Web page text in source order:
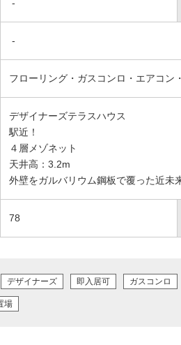
-
-
フローリング・ガスコンロ・エアコン
デザイナーズテラスハウス
駅近！
４層メゾネット
天井高：3.2m
外壁をガルバリウム鋼板で覆った近未
78
デザイナーズ 即入居可 ガスコンロ
場